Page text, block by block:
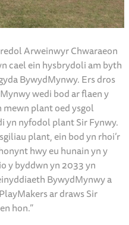
Arweinwyr Chwaraeon
cael ein hysbrydoli am byth
BywydMynwy. Ers dros
wedi bod ar flaen y
plant oed ysgol
yn nyfodol plant Sir Fynwy.
plant, ein bod yn rhoi’r
hwy eu hunain yn y
y byddwn yn 2033 yn
BywydMynwy a
ar draws Sir
hon.”